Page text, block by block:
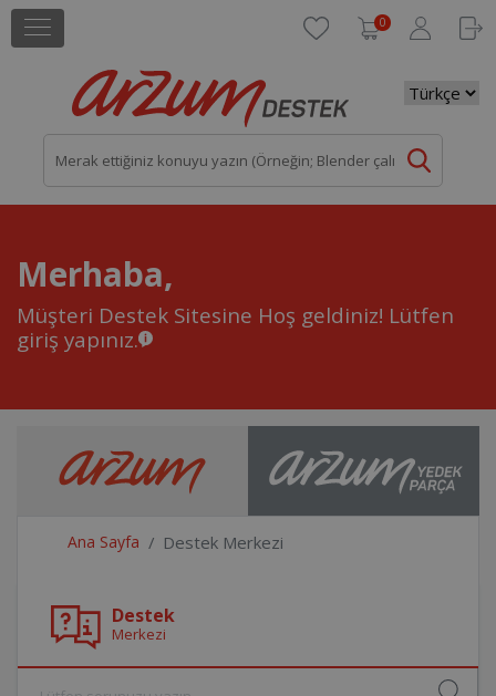
0
Merhaba,
Müşteri Destek Sitesine Hoş geldiniz! Lütfen
giriş yapınız.
Ana Sayfa Destek Merkezi
Destek
Merkezi